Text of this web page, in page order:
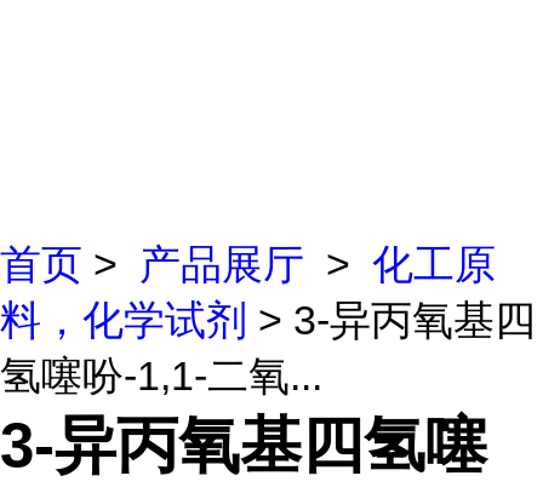
首页 > 产品展厅 > 化工原
料，化学试剂 > 3-异丙氧基四
氢噻吩-1,1-二氧...
3-异丙氧基四氢噻